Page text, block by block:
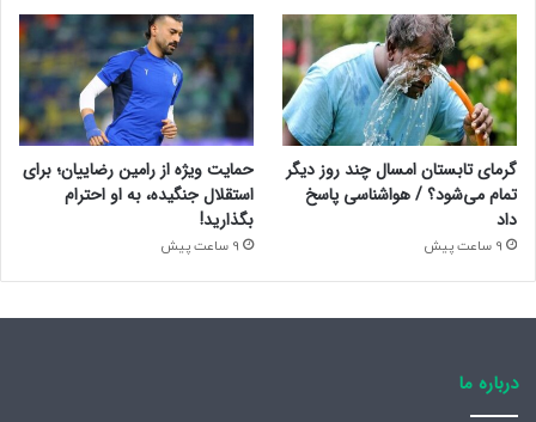
معدنی و اسیدهای آمینه:
فولیکول‌های ضعیف را تقویت می‌کنند
رشد موهای جدید را تحریک می‌کنند
از ریزش غیرطبیعی جلوگیری می‌کنند
ساقه موها را ضخیم و مقاوم می‌کنند
این اثرات باعث می‌شود که مکمل‌ها، همراه با مراقبت موضعی، یک
راهکار جامع برای سلامت مو باشند.
گرمای تابستان امسال چند روز دیگر
تمام می‌شود؟ / هواشناسی پاسخ
داد
9 ساعت پیش
حمایت ویژه از رامین رضاییان؛ برای
استقلال جنگیده، به او احترام
بگذارید!
9 ساعت پیش
درباره ما